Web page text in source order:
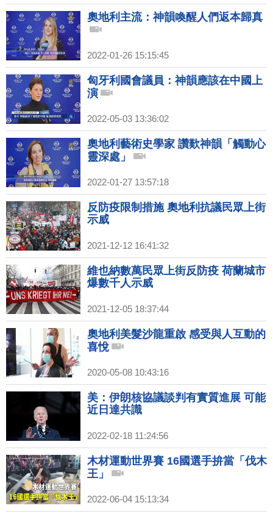
奧地利主流：神韻喚醒人們返本歸真
2022-01-26 15:15:45
匈牙利國會議員：神韻應該在中國上
演
2022-05-03 13:36:02
奧地利藝術史學家 讚歎神韻「觸動心
靈深處」
2022-01-27 13:57:18
反防疫限制措施 奧地利抗議民眾上街
示威
2021-12-12 16:41:32
維也納數萬民眾上街反防疫 荷蘭城市
爆數千人示威
2021-12-05 18:37:44
奧地利美髮沙龍重啟 感受與人互動的
喜悅
2020-05-08 10:43:16
美：伊朗核協議談判有實質進展 可能
近日達共識
2022-02-18 11:24:56
木材運動世界賽 16國選手拚當「伐木
王」
2022-06-04 15:13:34